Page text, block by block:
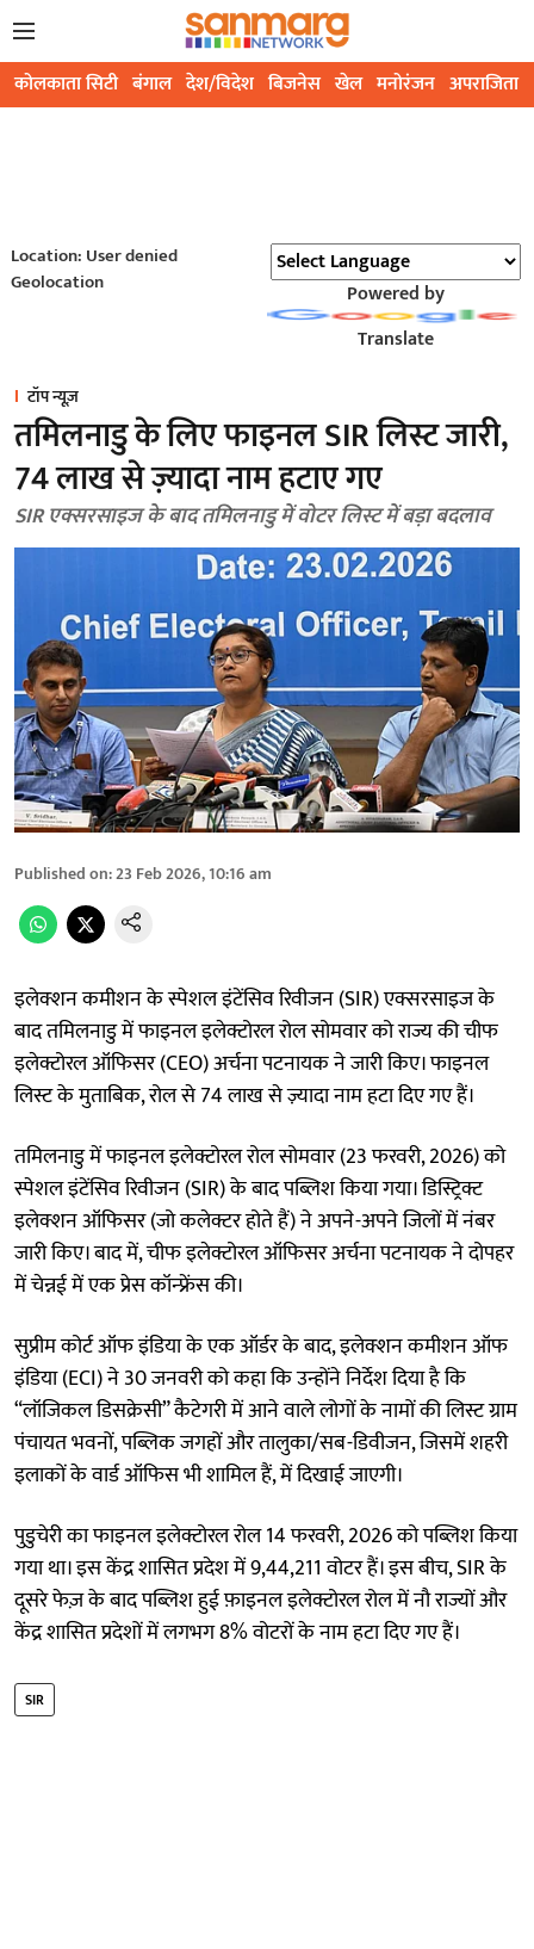
कोलकाता सिटी बंगाल देश/विदेश बिजनेस खेल मनोरंजन अपराजिता
Location: User denied
Geolocation
Powered by
Translate
टॉप न्यूज़
तमिलनाडु के लिए फाइनल SIR लिस्ट जारी,
74 लाख से ज़्यादा नाम हटाए गए
SIR एक्सरसाइज के बाद तमिलनाडु में वोटर लिस्ट में बड़ा बदलाव
Published on:23 Feb 2026, 10:16 am
इलेक्शन कमीशन के स्पेशल इंटेंसिव रिवीजन (SIR) एक्सरसाइज के
बाद तमिलनाडु में फाइनल इलेक्टोरल रोल सोमवार को राज्य की चीफ
इलेक्टोरल ऑफिसर (CEO) अर्चना पटनायक ने जारी किए। फाइनल
लिस्ट के मुताबिक, रोल से 74 लाख से ज़्यादा नाम हटा दिए गए हैं।
तमिलनाडु में फाइनल इलेक्टोरल रोल सोमवार (23 फरवरी, 2026) को
स्पेशल इंटेंसिव रिवीजन (SIR) के बाद पब्लिश किया गया। डिस्ट्रिक्ट
इलेक्शन ऑफिसर (जो कलेक्टर होते हैं) ने अपने-अपने जिलों में नंबर
जारी किए। बाद में, चीफ इलेक्टोरल ऑफिसर अर्चना पटनायक ने दोपहर
में चेन्नई में एक प्रेस कॉन्फ्रेंस की।
सुप्रीम कोर्ट ऑफ इंडिया के एक ऑर्डर के बाद, इलेक्शन कमीशन ऑफ
इंडिया (ECI) ने 30 जनवरी को कहा कि उन्होंने निर्देश दिया है कि
“लॉजिकल डिसक्रेसी” कैटेगरी में आने वाले लोगों के नामों की लिस्ट ग्राम
पंचायत भवनों, पब्लिक जगहों और तालुका/सब-डिवीजन, जिसमें शहरी
इलाकों के वार्ड ऑफिस भी शामिल हैं, में दिखाई जाएगी।
पुडुचेरी का फाइनल इलेक्टोरल रोल 14 फरवरी, 2026 को पब्लिश किया
गया था। इस केंद्र शासित प्रदेश में 9,44,211 वोटर हैं। इस बीच, SIR के
दूसरे फेज़ के बाद पब्लिश हुई फ़ाइनल इलेक्टोरल रोल में नौ राज्यों और
केंद्र शासित प्रदेशों में लगभग 8% वोटरों के नाम हटा दिए गए हैं।
SIR